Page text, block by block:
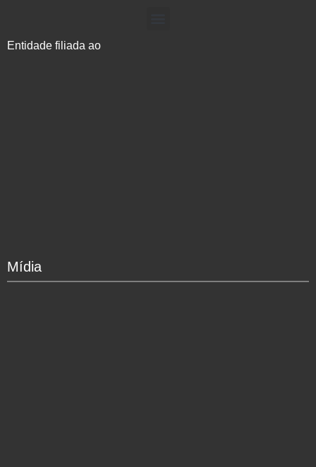
Entidade filiada ao
Mídia